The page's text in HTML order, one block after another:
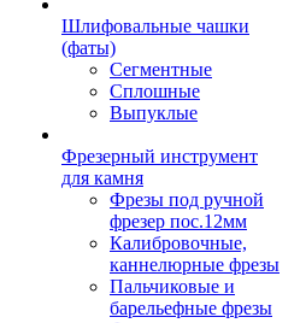
Шлифовальные чашки
(фаты)
Сегментные
Сплошные
Выпуклые
Фрезерный инструмент
для камня
Фрезы под ручной
фрезер пос.12мм
Калибровочные,
каннелюрные фрезы
Пальчиковые и
барельефные фрезы